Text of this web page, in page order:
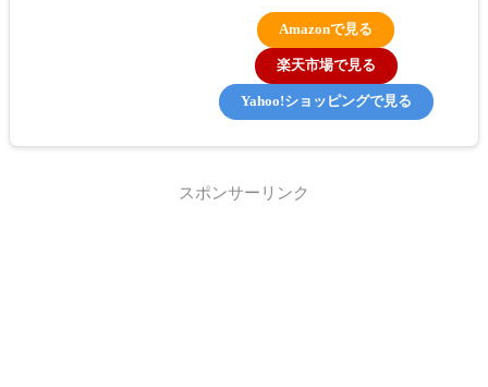
Amazonで見る
楽天市場で見る
Yahoo!ショッピングで見る
スポンサーリンク